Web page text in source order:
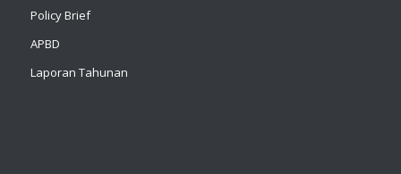
Policy Brief
APBD
Laporan Tahunan